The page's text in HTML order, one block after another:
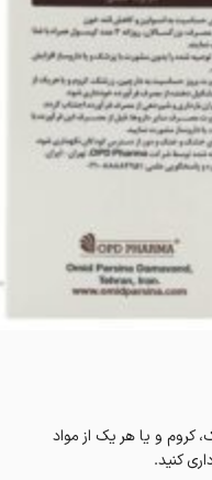
کروم و یا هر یک از مواد
کنید.